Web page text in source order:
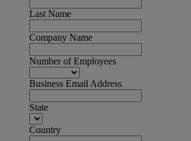
Last Name
Company Name
Number of Employees
Business Email Address
State
Country